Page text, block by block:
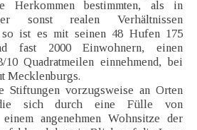
Herkommen bestimmten, als in
sonst realen Verhältnissen
so ist es mit seinen 48 Hufen 175
fast 2000 Einwohnern, einen
Quadratmeilen einnehmend, bei
Mecklenburgs.
vorzugsweise an Orten
sich durch eine Fülle von
angenehmen Wohnsitze der